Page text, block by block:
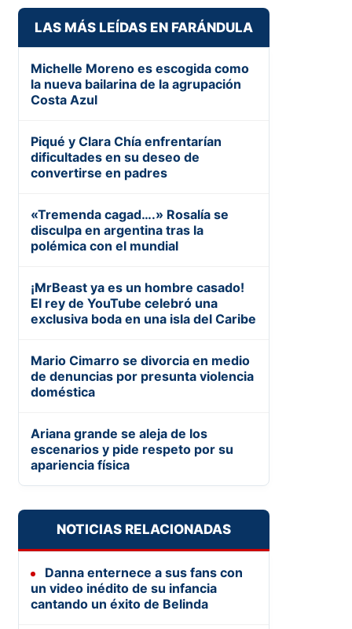
LAS MÁS LEÍDAS EN FARÁNDULA
Michelle Moreno es escogida como
la nueva bailarina de la agrupación
Costa Azul
Piqué y Clara Chía enfrentarían
dificultades en su deseo de
convertirse en padres
«Tremenda cagad….» Rosalía se
disculpa en argentina tras la
polémica con el mundial
¡MrBeast ya es un hombre casado!
El rey de YouTube celebró una
exclusiva boda en una isla del Caribe
Mario Cimarro se divorcia en medio
de denuncias por presunta violencia
doméstica
Ariana grande se aleja de los
escenarios y pide respeto por su
apariencia física
NOTICIAS RELACIONADAS
Danna enternece a sus fans con
un video inédito de su infancia
cantando un éxito de Belinda